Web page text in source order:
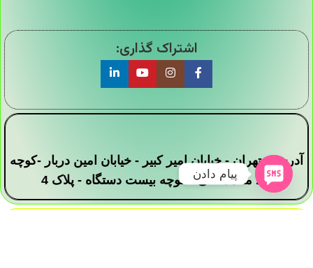
اشتراک گذاری:
آدرس : تهران - خیابان امیر کبیر - خیابان امین دربار -کوچه
سید محمد علی - کوچه بیست دستگاه - پلاک 4
پیام دادن